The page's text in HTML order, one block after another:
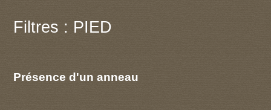
Filtres : PIED
Présence d'un anneau